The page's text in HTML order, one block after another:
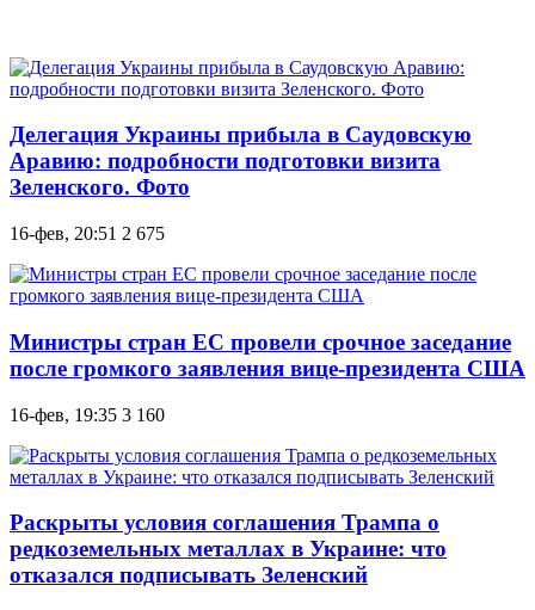
Делегация Украины прибыла в Саудовскую
Аравию: подробности подготовки визита
Зеленского. Фото
16-фев, 20:51 2 675
Министры стран ЕС провели срочное заседание
после громкого заявления вице-президента США
16-фев, 19:35 3 160
Раскрыты условия соглашения Трампа о
редкоземельных металлах в Украине: что
отказался подписывать Зеленский